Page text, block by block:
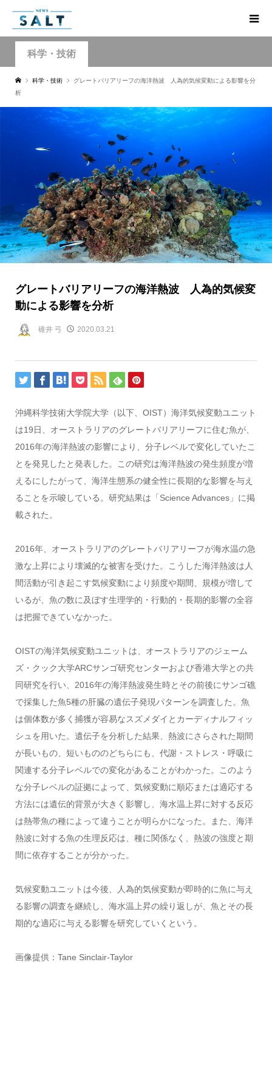
科学・技術
科学・技術
グレートバリアリーフの海洋熱波 人為的気候変動による影響を分
析
グレートバリアリーフの海洋熱波 人為的気候変
動による影響を分析
碓井 弓 2020.03.21
沖縄科学技術大学院大学（以下、OIST）海洋気候変動ユニット
は19日、オーストラリアのグレートバリアリーフに住む魚が、
2016年の海洋熱波の影響により、分子レベルで変化していたこ
とを発見したと発表した。この研究は海洋熱波の発生頻度が増
えるにしたがって、海洋生態系の健全性に長期的な影響を与え
ることを示唆している。研究結果は「Science Advances」に掲
載された。
2016年、オーストラリアのグレートバリアリーフが海水温の急
激な上昇により壊滅的な被害を受けた。こうした海洋熱波は人
間活動が引き起こす気候変動により頻度や期間、規模が増して
いるが、魚の数に及ぼす生理学的・行動的・長期的影響の全容
は把握できていなかった。
OISTの海洋気候変動ユニットは、オーストラリアのジェーム
ズ・クック大学ARCサンゴ研究センターおよび香港大学との共
同研究を行い、2016年の海洋熱波発生時とその前後にサンゴ礁
で採集した魚5種の肝臓の遺伝子発現パターンを調査した。魚
は個体数が多く捕獲が容易なスズメダイとカーディナルフィッ
シュを用いた。遺伝子を分析した結果、熱波にさらされた期間
が長いもの、短いもののどちらにも、代謝・ストレス・呼吸に
関連する分子レベルでの変化があることがわかった。このよう
な分子レベルの証拠によって、気候変動に順応または適応する
方法には遺伝的背景が大きく影響し、海水温上昇に対する反応
は熱帯魚の種によって違うことが明らかになった。また、海洋
熱波に対する魚の生理反応は、種に関係なく、熱波の強度と期
間に依存することが分かった。
気候変動ユニットは今後、人為的気候変動が即時的に魚に与え
る影響の調査を継続し、海水温上昇の繰り返しが、魚とその長
期的な適応に与える影響を研究していくという。
画像提供：Tane Sinclair-Taylor